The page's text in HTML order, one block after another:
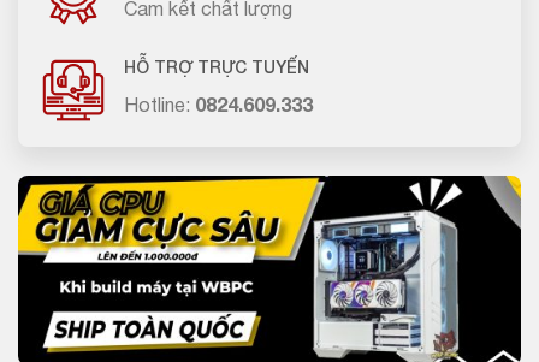
Cam kết chất lượng
HỖ TRỢ TRỰC TUYẾN
Hotline: 0824.609.333